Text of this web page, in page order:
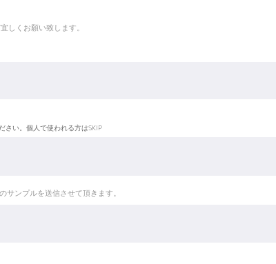
しくお願い致します。
さい。個人で使われる方はSKIP
サンプルを送信させて頂きます。